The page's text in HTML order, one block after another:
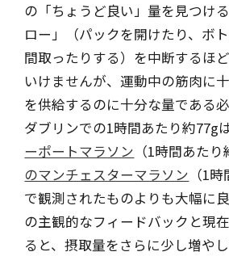
の「ちょうど良い」量を見つけ
ロー」（パックを開けたり、ボ
間取ったりする）を中断するほ
いけませんが、運動中の筋肉に
を供給するのに十分な量である必
ダブリンでの1時間あたり約77gは
ーポートマラソン （1時間あた
のマンチェスターマラソン （1
で観測されたものよりも大幅に
の主観的なフィードバックと現
ると、摂取量をさらに少し増や